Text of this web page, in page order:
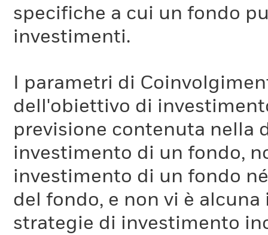
ambito. Questo modello
implementato da MSCI
Come viene calcolato il
Il parametro ITR viene
intensità di emissioni
del fondo e il potenziale
proprie emissioni. Se le
seguissero lo stesso
specifiche a cui un fondo
investimenti.
I parametri di
dell'obiettivo di
previsione contenuta nella
investimento di un fondo,
investimento di un fondo
del fondo, e non vi è
strategie di investimento